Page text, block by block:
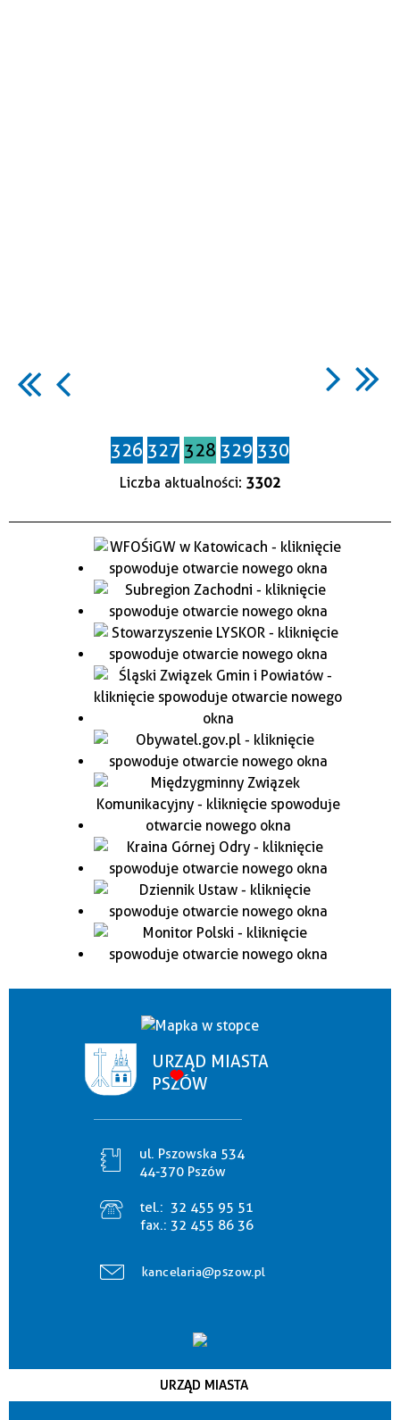
326 327 328 329 330
Liczba aktualności: 3302
URZĄD MIASTA
PSZÓW
ul. Pszowska 534
44-370 Pszów
tel.: 32 455 95 51
fax.: 32 455 86 36
kancelaria@pszow.pl
URZĄD MIASTA